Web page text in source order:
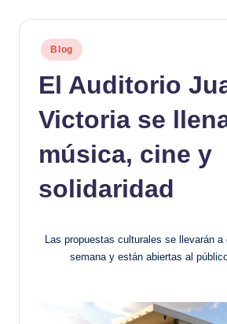
Publicado
en
Blog
El Auditorio
Victoria se
música, cine y
solidaridad
Las propuestas culturales se llevarán
semana y están abiertas al público